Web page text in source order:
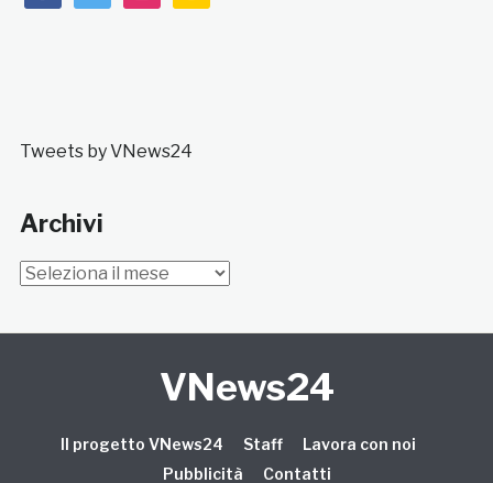
Tweets by VNews24
Archivi
Archivi
VNews24
Il progetto VNews24 Staff
Lavora con noi
Pubblicità
Contatti